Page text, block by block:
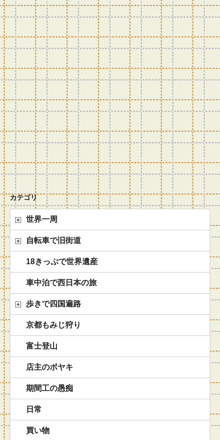
カテゴリ
世界一周
自転車で旧街道
18きっぷで世界遺産
車中泊で西日本の旅
歩きで四国遍路
京都もみじ狩り
富士登山
店主のボヤキ
期間工の愚痴
日常
買い物